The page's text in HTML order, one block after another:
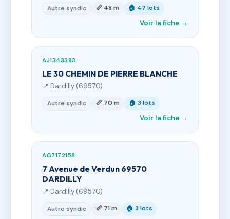
Autre syndic 📏 48 m 🏠 47 lots
Voir la fiche →
AJ1343383
LE 30 CHEMIN DE PIERRE BLANCHE
📍 Dardilly (69570)
Autre syndic 📏 70 m 🏠 3 lots
Voir la fiche →
AG7172158
7 Avenue de Verdun 69570
DARDILLY
📍 Dardilly (69570)
Autre syndic 📏 71 m 🏠 3 lots